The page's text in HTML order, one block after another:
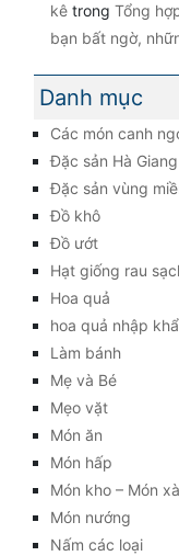
kê trong Tổng
bạn bất ngờ,
Danh mục
Các món canh
Đặc sản Hà Giang
Đặc sản vùng
Đồ khô
Đồ ướt
Hạt giống rau
Hoa quả
hoa quả nhập
Làm bánh
Mẹ và Bé
Mẹo vặt
Món ăn
Món hấp
Món kho – Món
Món nướng
Nấm các loại